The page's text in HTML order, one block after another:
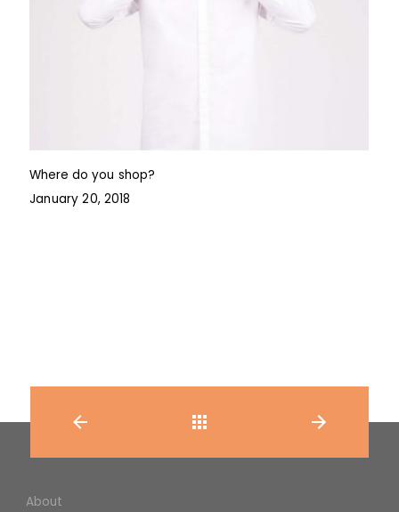
Where do you shop?
January 20, 2018
About